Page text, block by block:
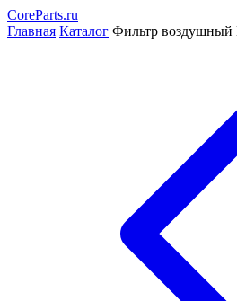
CoreParts.ru
Главная Каталог Фильтр воздушный